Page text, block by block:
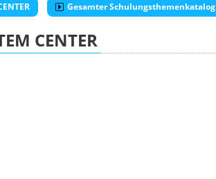
Gesamter Schulungsthemenkatalog
CENTER